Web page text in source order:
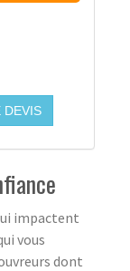
impactent
vous
dont